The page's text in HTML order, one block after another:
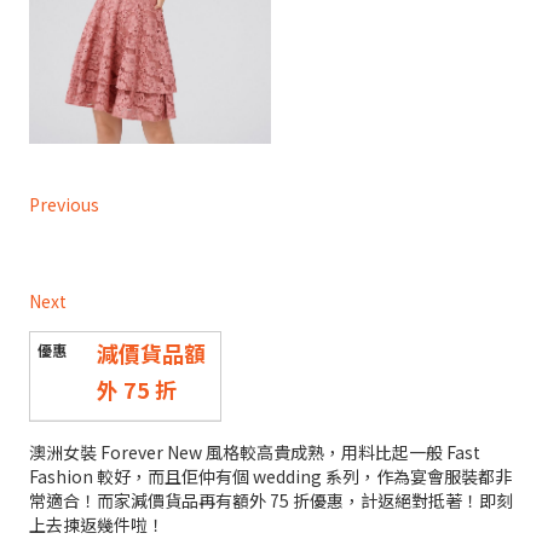
Previous
Next
減價貨品額
外 75 折
澳洲女裝 Forever New 風格較高貴成熟，用料比起一般 Fast
Fashion 較好，而且佢仲有個 wedding 系列，作為宴會服裝都非
常適合！而家減價貨品再有額外 75 折優惠，計返絕對抵著！即刻
上去揀返幾件啦！